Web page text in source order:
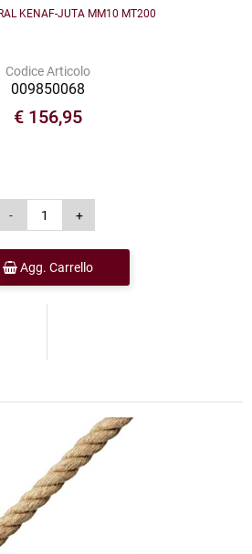
KENAF-JUTA MM10 MT200
Codice Articolo
009850068
€ 156,95
Agg. Carrello